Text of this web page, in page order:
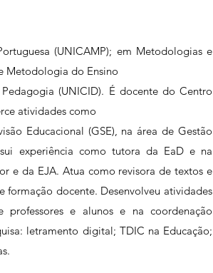
(UNICAMP); em Metodologias e
Metodologia do Ensino
(UNICID). É docente do Centro
atividades como
Educacional (GSE), na área de Gestão
experiência como tutora da EaD e na
e da EJA. Atua como revisora de textos e
formação docente. Desenvolveu atividades
e alunos e na coordenação
letramento digital; TDIC na Educação;